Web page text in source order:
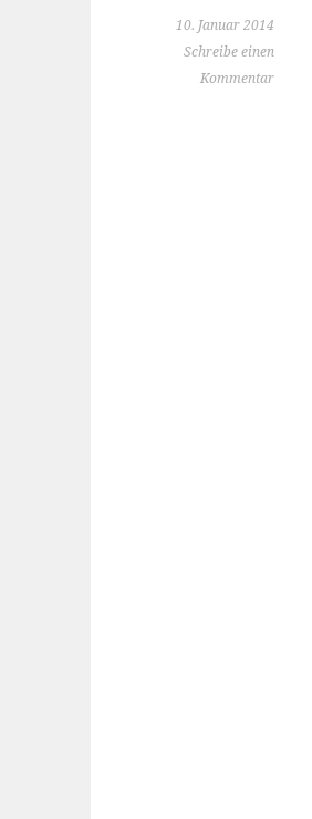
10. Januar 2014
Schreibe einen
Kommentar